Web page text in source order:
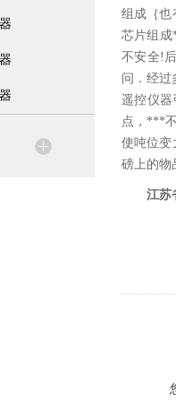
组成｛也
芯片组成
不安全!
问．经过
遥控仪器
点，***
使吨位
磅上的物
江苏